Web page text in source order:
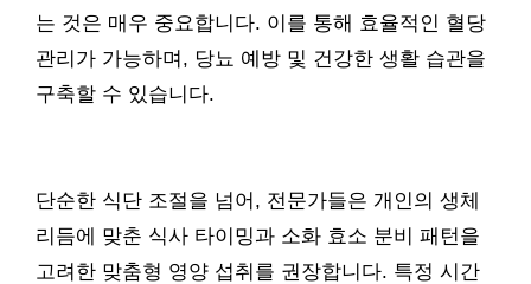
는 것은 매우 중요합니다. 이를 통해 효율적인 혈당
관리가 가능하며, 당뇨 예방 및 건강한 생활 습관을
구축할 수 있습니다.
단순한 식단 조절을 넘어, 전문가들은 개인의 생체
리듬에 맞춘 식사 타이밍과 소화 효소 분비 패턴을
고려한 맞춤형 영양 섭취를 권장합니다. 특정 시간